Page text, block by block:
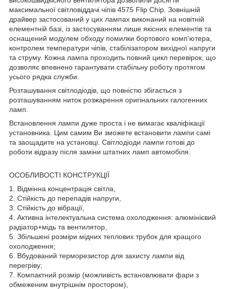
максимальної світловіддачі чіпів 4575 Flip Chip. Зовнішній
драйвер застосований у цих лампах виконаний на новітній
елементній базі, із застосуванням лише якісних елементів та
оснащений модулем обходу помилки бортового комп'ютера,
контролем температури чіпів, стабілізатором вихідної напруги
та струму. Кожна лампа проходить повний цикл перевірок, що
дозволяє впевнено гарантувати стабільну роботу протягом
усього рядка служби.
Розташування світлодіодів, що повністю збігається з
розташуванням ниток розжарення оригінальних галогенних
ламп.
Встановлення лампи дуже проста і не вимагає кваліфікації
установника. Цим самим Ви зможете встановити лампи самі
та заощадите на установці. Світлодіоди лампи готові до
роботи відразу після заміни штатних ламп автомобіля.
ОСОБЛИВОСТІ КОНСТРУКЦІЇ
1. Відмінна концентрація світла,
2. Стійкість до перепадів напруги,
3. Стійкість до вібрації,
4. Активна інтелектуальна система охолодження: алюмінієвий
радіатор+мідь та вентилятор,
5. Збільшені розміри мідних теплових трубок для кращого
охолодження;
6. Вбудований терморезистор для захисту лампи від
перегріву;
7. Компактний розмір (можливість встановлювати фари з
обмеженим внутрішнім простором),